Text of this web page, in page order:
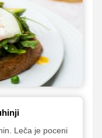
Leča je poceni